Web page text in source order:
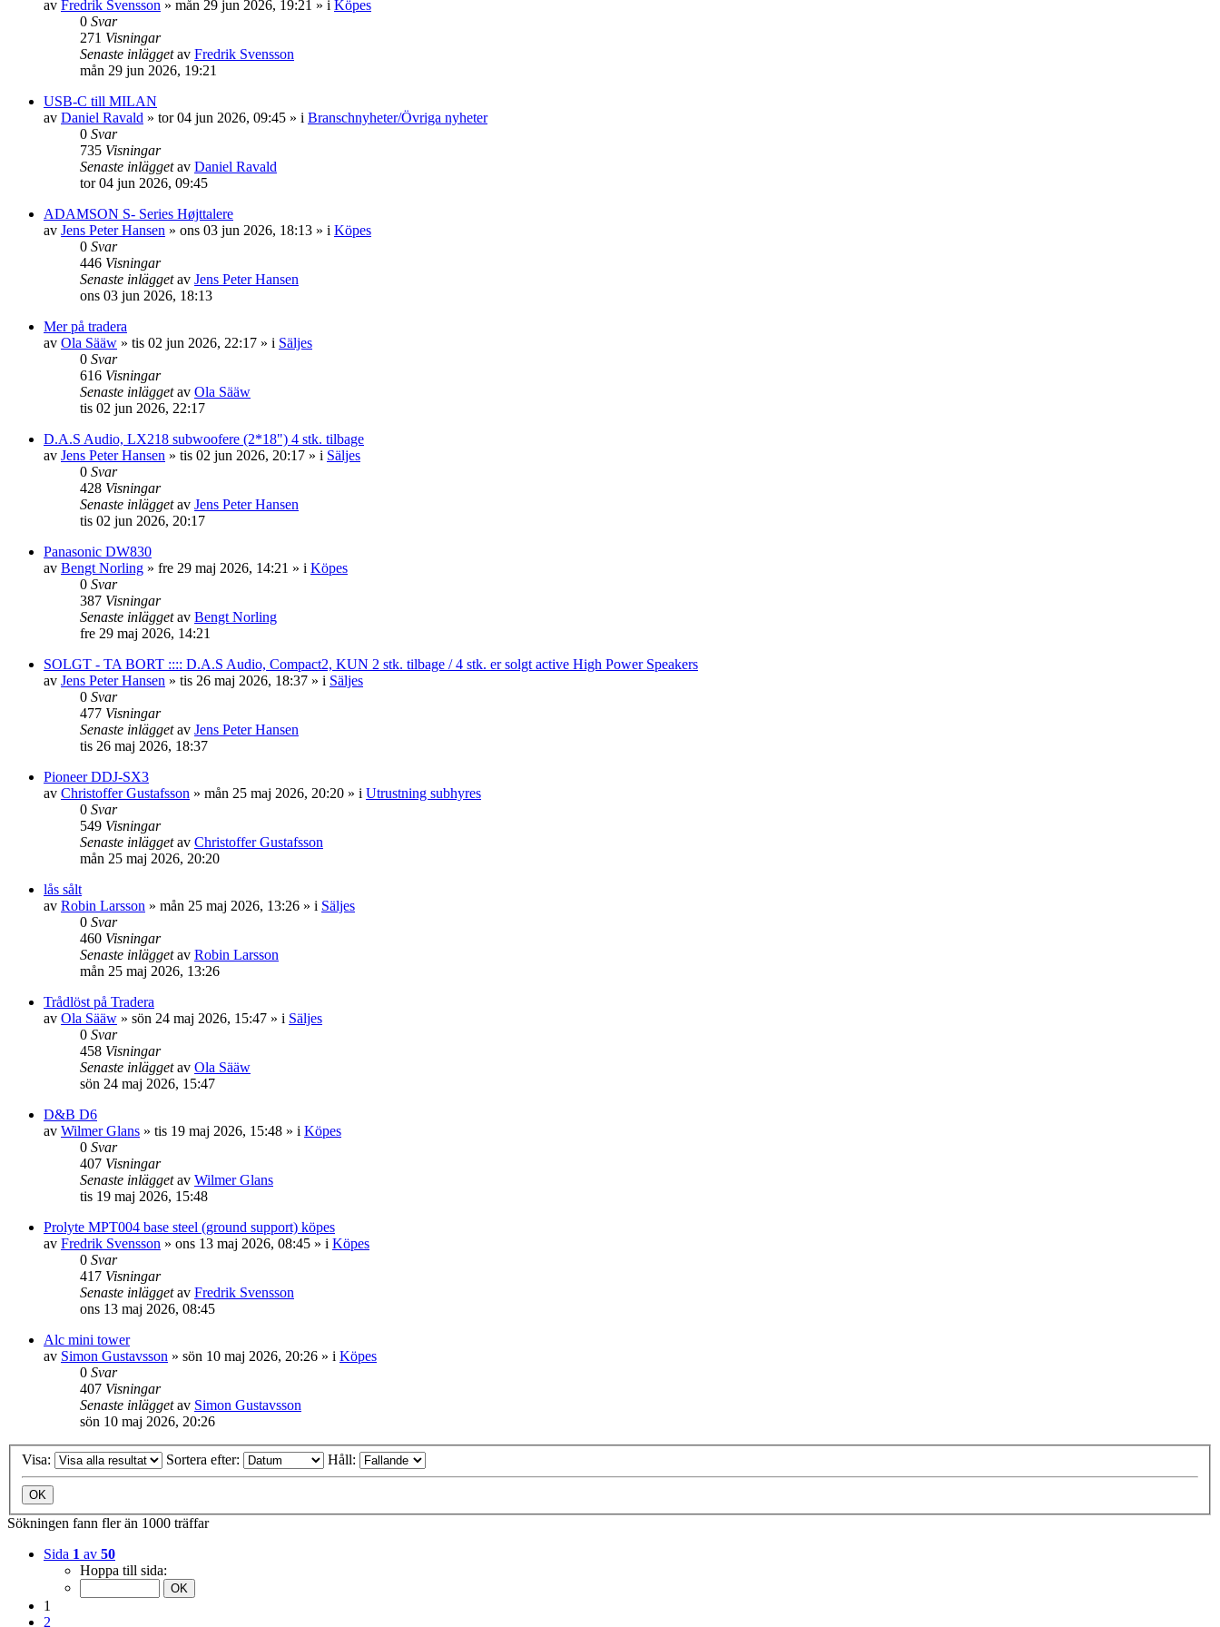
av Fredrik Svensson » mån 29 jun 2026, 19:21 » i Köpes
0 Svar
271 Visningar
Senaste inläggetav Fredrik Svensson
mån 29 jun 2026, 19:21
USB-C till MILAN
av Daniel Ravald » tor 04 jun 2026, 09:45 » i Branschnyheter/Övriga nyheter
0 Svar
735 Visningar
Senaste inläggetav Daniel Ravald
tor 04 jun 2026, 09:45
ADAMSON S- Series Højttalere
av Jens Peter Hansen » ons 03 jun 2026, 18:13 » i Köpes
0 Svar
446 Visningar
Senaste inläggetav Jens Peter Hansen
ons 03 jun 2026, 18:13
Mer på tradera
av Ola Sääw » tis 02 jun 2026, 22:17 » i Säljes
0 Svar
616 Visningar
Senaste inläggetav Ola Sääw
tis 02 jun 2026, 22:17
D.A.S Audio, LX218 subwoofere (2*18") 4 stk. tilbage
av Jens Peter Hansen » tis 02 jun 2026, 20:17 » i Säljes
0 Svar
428 Visningar
Senaste inläggetav Jens Peter Hansen
tis 02 jun 2026, 20:17
Panasonic DW830
av Bengt Norling » fre 29 maj 2026, 14:21 » i Köpes
0 Svar
387 Visningar
Senaste inläggetav Bengt Norling
fre 29 maj 2026, 14:21
SOLGT - TA BORT :::: D.A.S Audio, Compact2, KUN 2 stk. tilbage / 4 stk. er solgt active High Power Speakers
av Jens Peter Hansen » tis 26 maj 2026, 18:37 » i Säljes
0 Svar
477 Visningar
Senaste inläggetav Jens Peter Hansen
tis 26 maj 2026, 18:37
Pioneer DDJ-SX3
av Christoffer Gustafsson » mån 25 maj 2026, 20:20 » i Utrustning subhyres
0 Svar
549 Visningar
Senaste inläggetav Christoffer Gustafsson
mån 25 maj 2026, 20:20
lås sålt
av Robin Larsson » mån 25 maj 2026, 13:26 » i Säljes
0 Svar
460 Visningar
Senaste inläggetav Robin Larsson
mån 25 maj 2026, 13:26
Trådlöst på Tradera
av Ola Sääw » sön 24 maj 2026, 15:47 » i Säljes
0 Svar
458 Visningar
Senaste inläggetav Ola Sääw
sön 24 maj 2026, 15:47
D&B D6
av Wilmer Glans » tis 19 maj 2026, 15:48 » i Köpes
0 Svar
407 Visningar
Senaste inläggetav Wilmer Glans
tis 19 maj 2026, 15:48
Prolyte MPT004 base steel (ground support) köpes
av Fredrik Svensson » ons 13 maj 2026, 08:45 » i Köpes
0 Svar
417 Visningar
Senaste inläggetav Fredrik Svensson
ons 13 maj 2026, 08:45
Alc mini tower
av Simon Gustavsson » sön 10 maj 2026, 20:26 » i Köpes
0 Svar
407 Visningar
Senaste inläggetav Simon Gustavsson
sön 10 maj 2026, 20:26
Visa: Sortera efter: Håll:
Sökningen fann fler än 1000 träffar
Sida 1 av 50
Hoppa till sida:
1
2